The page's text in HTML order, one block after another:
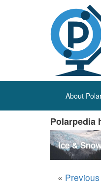
About
Polarpedia
Ice &
«